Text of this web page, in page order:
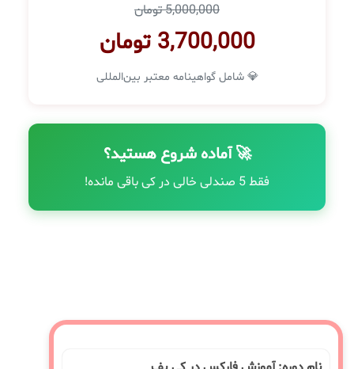
5,000,000 تومان
3,700,000 تومان
💎 شامل گواهینامه معتبر بین‌المللی
🚀 آماده شروع هستید؟
فقط 5 صندلی خالی در کی باقی مانده!